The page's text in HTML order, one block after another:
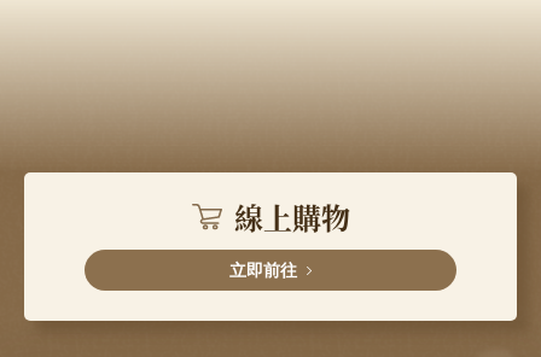
線上購物
立即前往